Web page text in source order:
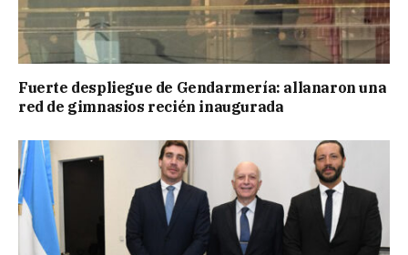
Fuerte despliegue de Gendarmería: allanaron una
red de gimnasios recién inaugurada